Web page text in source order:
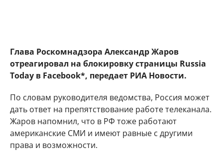
Глава Роскомнадзора Александр Жаров
отреагировал на блокировку страницы Russia
Today в Facebook*, передает РИА Новости.
По словам руководителя ведомства, Россия может
дать ответ на препятствование работе телеканала.
Жаров напомнил, что в РФ тоже работают
американские СМИ и имеют равные с другими
права и возможности.